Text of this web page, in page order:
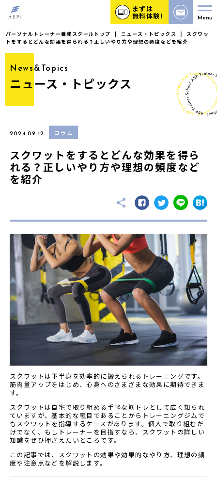
まずは
無料体験! Menu
パーソナルトレーナー養成スクールトップ | ニュース・トピックス |
スクワッ
トをするとどんな効果を得られる？正しいやり方や理想の頻度などを紹介
News&Topics
ニュース・トピックス
2024.09.12 コラム
スクワットをするとどんな効果を得ら
れる？正しいやり方や理想の頻度など
を紹介
スクワットは下半身を効率的に鍛えられるトレーニングです。
筋肉量アップをはじめ、心身へのさまざまな効果に期待できま
す。
スクワットは自宅で取り組める手軽な筋トレとして広く知られ
ていますが、基本的な種目であることからトレーニングジムで
もスクワットを指導するケースがあります。個人で取り組むだ
けでなく、もしトレーナーを目指すなら、スクワットの詳しい
知識をぜひ押さえたいところです。
この記事では、スクワットの効果や効果的なやり方、理想の頻
度や注意点などを解説します。